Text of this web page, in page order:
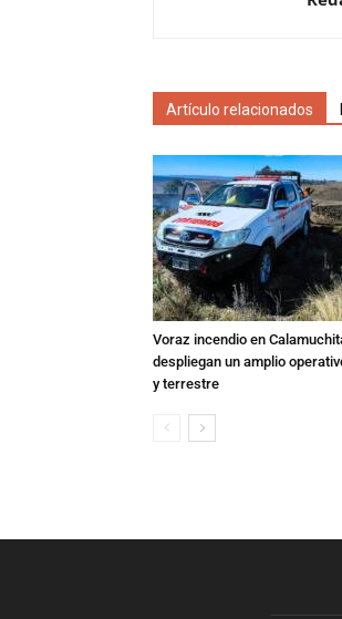
Artículo relacionados
Voraz incendio en
despliegan un amplio
y terrestre